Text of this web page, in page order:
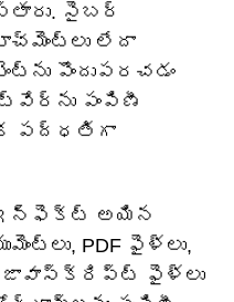
సైబర్
లేదా
పొందుపరచడం
పంపిణీ
పద్ధతిగా
అయిన
PDF ఫైళ్లు,
జావాస్క్రిప్ట్ ఫైళ్లు